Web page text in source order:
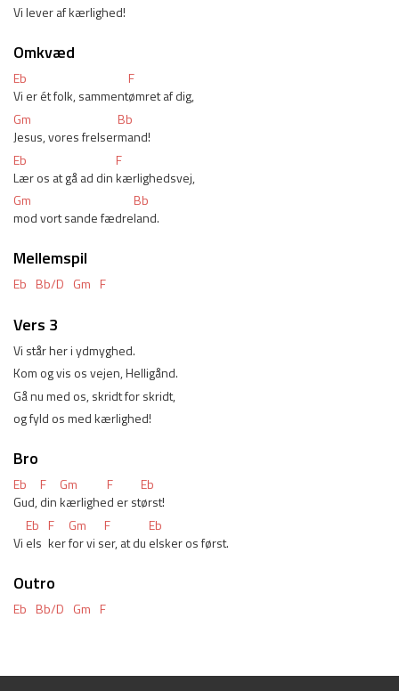
Vi lever af kærlighed!
Omkvæd
Eb
F
Vi er ét folk, sammentømret af dig,
Gm
Bb
Jesus, vores frelsermand!
Eb
F
Lær os at gå ad din kærlighedsvej,
Gm
Bb
mod vort sande fædreland.
Mellemspil
Eb Bb/D Gm F
Vers 3
Vi står her i ydmyghed.
Kom og vis os vejen, Helligånd.
Gå nu med os, skridt for skridt,
og fyld os med kærlighed!
Bro
Eb F Gm F
Eb
Gud, din kærlighed er størst!
Eb F Gm F
Eb
Vi els ker for vi ser, at du elsker os først.
Outro
Eb Bb/D Gm F